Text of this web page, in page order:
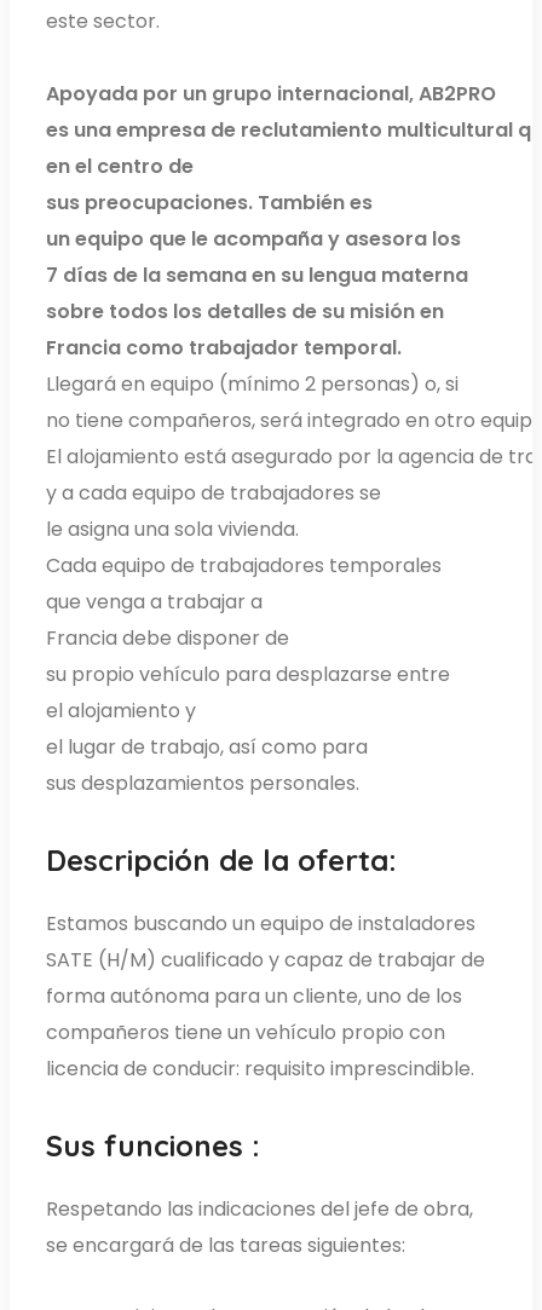
este sector.
Apoyada por un grupo internacional, AB2PRO
es una empresa de reclutamiento multicultural
en el centro de
sus preocupaciones. También es
un equipo que le acompaña y asesora los
7 días de la semana en su lengua materna
sobre todos los detalles de su misión en
Francia como trabajador temporal.
Llegará en equipo (mínimo 2 personas) o, si
no tiene compañeros, será integrado en otro
El alojamiento está asegurado por la agencia de
y a cada equipo de trabajadores se
le asigna una sola vivienda.
Cada equipo de trabajadores temporales
que venga a trabajar a
Francia debe disponer de
su propio vehículo para desplazarse entre
el alojamiento y
el lugar de trabajo, así como para
sus desplazamientos personales.
Descripción de la oferta:
Estamos buscando un equipo de instaladores
SATE (H/M) cualificado y capaz de trabajar de
forma autónoma para un cliente, uno de los
compañeros tiene un vehículo propio con
licencia de conducir: requisito imprescindible.
Sus funciones :
Respetando las indicaciones del jefe de obra,
se encargará de las tareas siguientes: